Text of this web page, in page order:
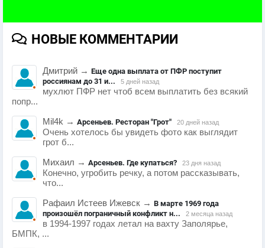
НОВЫЕ КОММЕНТАРИИ
Дмитрий → Еще одна выплата от ПФР поступит
россиянам до 31 и...
5 дней назад
мухлют ПФР нет чтоб всем выплатить без всякий
попр...
Mil4k → Арсеньев. Ресторан "Грот" 20 дней назад
Очень хотелось бы увидеть фото как выглядит
грот б...
Михаил → Арсеньев. Где купаться? 23 дня назад
Конечно, угробить речку, а потом рассказывать,
что...
Рафаил Истеев Ижевск → В марте 1969 года
произошёл пограничный конфликт н...
2 месяца назад
в 1994-1997 годах летал на вахту Заполярье,
БМПК, ...